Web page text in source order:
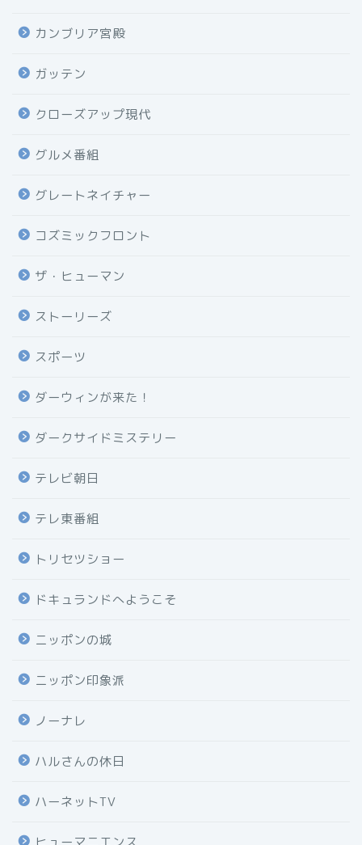
カンブリア宮殿
ガッテン
クローズアップ現代
グルメ番組
グレートネイチャー
コズミックフロント
ザ・ヒューマン
ストーリーズ
スポーツ
ダーウィンが来た！
ダークサイドミステリー
テレビ朝日
テレ東番組
トリセツショー
ドキュランドへようこそ
ニッポンの城
ニッポン印象派
ノーナレ
ハルさんの休日
ハーネットTV